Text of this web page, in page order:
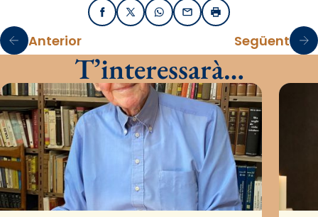
FacebookX / TwitterWhatsApp
EmailImprimir
Anterior Següent
T’interessarà…